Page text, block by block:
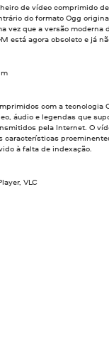
de vídeo comprimido
do formato Ogg
vez que a versão moderna
está agora obsoleto e já
com a tecnologia
áudio e legendas que
pela Internet. O
características
à falta de indexação.
VLC